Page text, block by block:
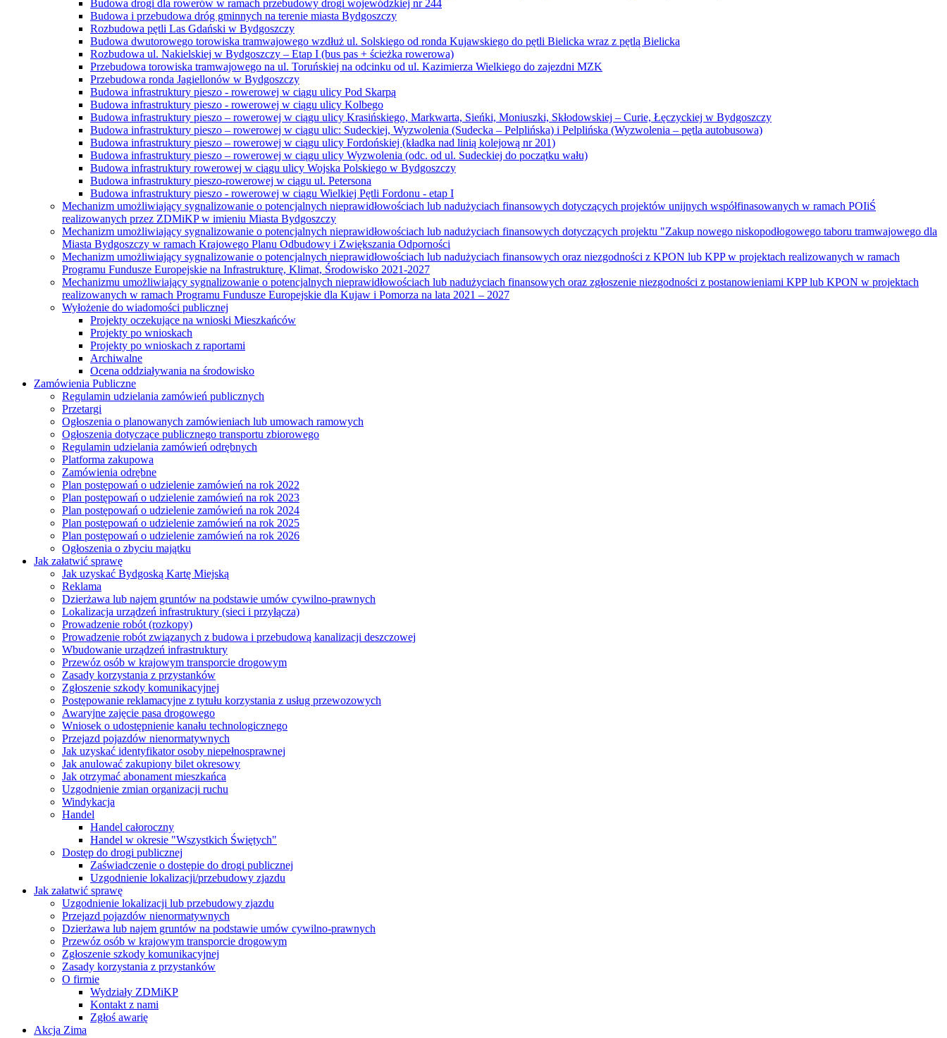
Budowa drogi dla rowerów w ramach przebudowy drogi wojewódzkiej nr 244
Budowa i przebudowa dróg gminnych na terenie miasta Bydgoszczy
Rozbudowa pętli Las Gdański w Bydgoszczy
Budowa dwutorowego torowiska tramwajowego wzdłuż ul. Solskiego od ronda Kujawskiego do pętli Bielicka wraz z pętlą Bielicka
Rozbudowa ul. Nakielskiej w Bydgoszczy – Etap I (bus pas + ścieżka rowerowa)
Przebudowa torowiska tramwajowego na ul. Toruńskiej na odcinku od ul. Kazimierza Wielkiego do zajezdni MZK
Przebudowa ronda Jagiellonów w Bydgoszczy
Budowa infrastruktury pieszo - rowerowej w ciągu ulicy Pod Skarpą
Budowa infrastruktury pieszo - rowerowej w ciągu ulicy Kolbego
Budowa infrastruktury pieszo – rowerowej w ciągu ulicy Krasińskiego, Markwarta, Sieńki, Moniuszki, Skłodowskiej – Curie, Łęczyckiej w Bydgoszczy
Budowa infrastruktury pieszo – rowerowej w ciągu ulic: Sudeckiej, Wyzwolenia (Sudecka – Pelplińska) i Pelplińska (Wyzwolenia – pętla autobusowa)
Budowa infrastruktury pieszo – rowerowej w ciągu ulicy Fordońskiej (kładka nad linią kolejową nr 201)
Budowa infrastruktury pieszo – rowerowej w ciągu ulicy Wyzwolenia (odc. od ul. Sudeckiej do początku wału)
Budowa infrastruktury rowerowej w ciągu ulicy Wojska Polskiego w Bydgoszczy
Budowa infrastruktury pieszo-rowerowej w ciągu ul. Petersona
Budowa infrastruktury pieszo - rowerowej w ciągu Wielkiej Pętli Fordonu - etap I
Mechanizm umożliwiający sygnalizowanie o potencjalnych nieprawidłowościach lub nadużyciach finansowych dotyczących projektów unijnych współfinasowanych w ramach POIiŚ
realizowanych przez ZDMiKP w imieniu Miasta Bydgoszczy
Mechanizm umożliwiający sygnalizowanie o potencjalnych nieprawidłowościach lub nadużyciach finansowych dotyczących projektu "Zakup nowego niskopodłogowego taboru tramwajowego dla
Miasta Bydgoszczy w ramach Krajowego Planu Odbudowy i Zwiększania Odporności
Mechanizm umożliwiający sygnalizowanie o potencjalnych nieprawidłowościach lub nadużyciach finansowych oraz niezgodności z KPON lub KPP w projektach realizowanych w ramach
Programu Fundusze Europejskie na Infrastrukturę, Klimat, Środowisko 2021-2027
Mechanizmu umożliwiający sygnalizowanie o potencjalnych nieprawidłowościach lub nadużyciach finansowych oraz zgłoszenie niezgodności z postanowieniami KPP lub KPON w projektach
realizowanych w ramach Programu Fundusze Europejskie dla Kujaw i Pomorza na lata 2021 – 2027
Wyłożenie do wiadomości publicznej
Projekty oczekujące na wnioski Mieszkańców
Projekty po wnioskach
Projekty po wnioskach z raportami
Archiwalne
Ocena oddziaływania na środowisko
Zamówienia Publiczne
Regulamin udzielania zamówień publicznych
Przetargi
Ogłoszenia o planowanych zamówieniach lub umowach ramowych
Ogłoszenia dotyczące publicznego transportu zbiorowego
Regulamin udzielania zamówień odrębnych
Platforma zakupowa
Zamówienia odrębne
Plan postępowań o udzielenie zamówień na rok 2022
Plan postępowań o udzielenie zamówień na rok 2023
Plan postępowań o udzielenie zamówień na rok 2024
Plan postępowań o udzielenie zamówień na rok 2025
Plan postępowań o udzielenie zamówień na rok 2026
Ogłoszenia o zbyciu majątku
Jak załatwić sprawę
Jak uzyskać Bydgoską Kartę Miejską
Reklama
Dzierżawa lub najem gruntów na podstawie umów cywilno-prawnych
Lokalizacja urządzeń infrastruktury (sieci i przyłącza)
Prowadzenie robót (rozkopy)
Prowadzenie robót związanych z budowa i przebudową kanalizacji deszczowej
Wbudowanie urządzeń infrastruktury
Przewóz osób w krajowym transporcie drogowym
Zasady korzystania z przystanków
Zgłoszenie szkody komunikacyjnej
Postępowanie reklamacyjne z tytułu korzystania z usług przewozowych
Awaryjne zajęcie pasa drogowego
Wniosek o udostępnienie kanału technologicznego
Przejazd pojazdów nienormatywnych
Jak uzyskać identyfikator osoby niepełnosprawnej
Jak anulować zakupiony bilet okresowy
Jak otrzymać abonament mieszkańca
Uzgodnienie zmian organizacji ruchu
Windykacja
Handel
Handel całoroczny
Handel w okresie "Wszystkich Świętych"
Dostęp do drogi publicznej
Zaświadczenie o dostępie do drogi publicznej
Uzgodnienie lokalizacji/przebudowy zjazdu
Jak załatwić sprawę
Uzgodnienie lokalizacji lub przebudowy zjazdu
Przejazd pojazdów nienormatywnych
Dzierżawa lub najem gruntów na podstawie umów cywilno-prawnych
Przewóz osób w krajowym transporcie drogowym
Zgłoszenie szkody komunikacyjnej
Zasady korzystania z przystanków
O firmie
Wydziały ZDMiKP
Kontakt z nami
Zgłoś awarię
Akcja Zima